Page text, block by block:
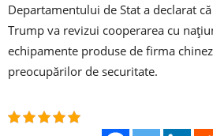
Departamentului de Stat a declarat
Trump va revizui cooperarea cu
echipamente produse de firma
preocupărilor de securitate.